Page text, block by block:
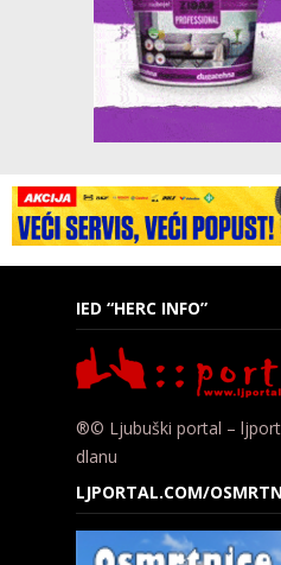
IED “HERC INFO”
®© Ljubuški portal –
dlanu
LJPORTAL.COM/